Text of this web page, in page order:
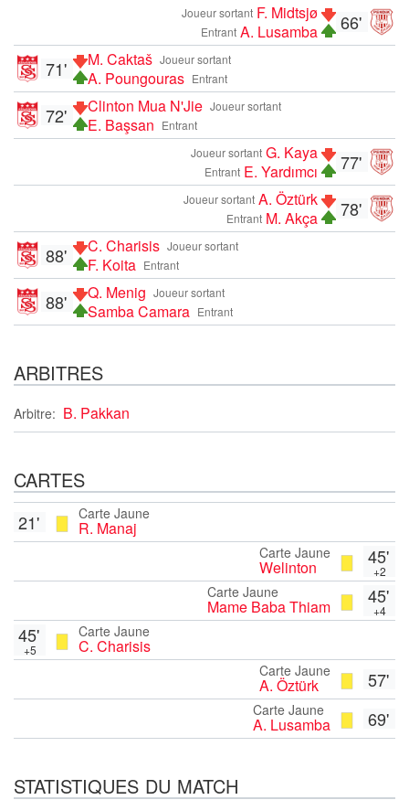
66'
Joueur sortant F. Midtsjø
Entrant A. Lusamba
Joueur sortant
M. Caktaš
Entrant
A. Poungouras
71'
Joueur sortant
Clinton Mua N'Jie
Entrant
E. Başsan
72'
77'
Joueur sortant G. Kaya
Entrant E. Yardımcı
78'
Joueur sortant A. Öztürk
Entrant M. Akça
Joueur sortant
C. Charisis
Entrant
F. Koita
88'
Joueur sortant
Q. Menig
Entrant
Samba Camara
88'
ARBITRES
Arbitre: B. Pakkan
CARTES
Carte Jaune
R. Manaj
21'
45'
+2
Carte Jaune
Welinton
45'
+4
Carte Jaune
Mame Baba Thiam
Carte Jaune
C. Charisis
45'
+5
57'
Carte Jaune
A. Öztürk
69'
Carte Jaune
A. Lusamba
STATISTIQUES DU MATCH